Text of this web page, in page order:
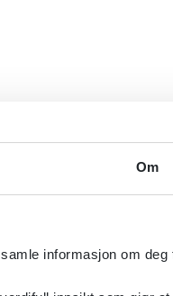
Om
informasjon om deg